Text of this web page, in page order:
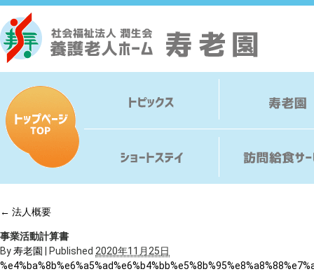
← 法人概要
事業活動計算書
By寿老園 Published 2020年11月25日